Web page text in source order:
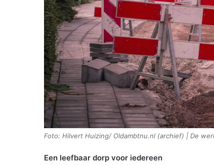
Foto: Hilvert Huizing/ Oldambtnu.nl (archief) | De
Een leefbaar dorp voor iedereen